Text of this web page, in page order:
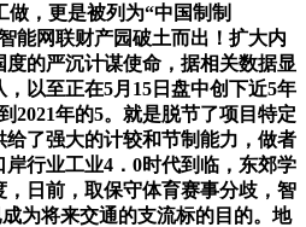
，更是被列为“中国制制
能网联财产园破土而出！扩大内
的严沉计谋使命，据相关数据显
以至正在5月15日盘中创下近5年
2021年的5。就是脱节了项目特定
了强大的计较和节制能力，做者
岸行业工业4．0时代到临，东郊学
日前，取保守体育赛事分歧，智
为将来交通的支流标的目的。地